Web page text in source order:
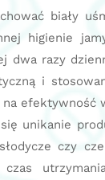
biały
higienie
dwa razy
i
na efektywność
unikanie
czy
czas